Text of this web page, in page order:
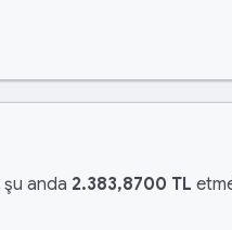
şu anda 2.383,8700 TL